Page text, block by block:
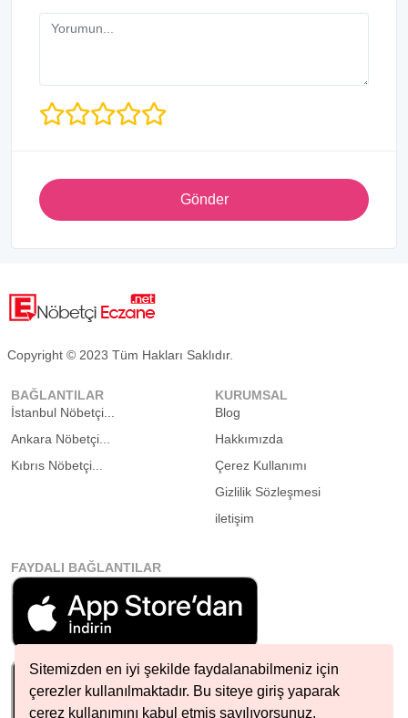
Sitemizden en iyi şekilde faydalanabilmeniz için
çerezler kullanılmaktadır. Bu siteye giriş yaparak
çerez kullanımını kabul etmiş sayılıyorsunuz.
Gönder
Copyright © 2023 Tüm Hakları Saklıdır.
BAĞLANTILAR
İstanbul Nöbetçi...
Ankara Nöbetçi...
Kıbrıs Nöbetçi...
KURUMSAL
Blog
Hakkımızda
Çerez Kullanımı
Gizlilik Sözleşmesi
iletişim
FAYDALI BAĞLANTILAR